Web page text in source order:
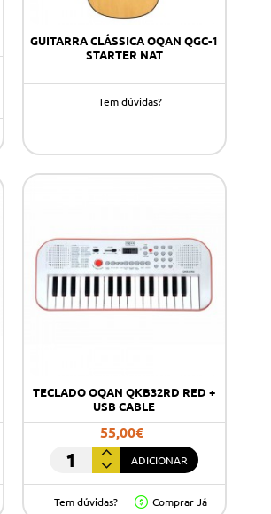
GUITARRA CLÁSSICA OQAN QGC-1
STARTER NAT
Tem dúvidas?
TECLADO OQAN QKB32RD RED +
USB CABLE
55,00€
TECLADO
OQAN
QKB32RD
ADICIONAR
Tem dúvidas? Comprar Já